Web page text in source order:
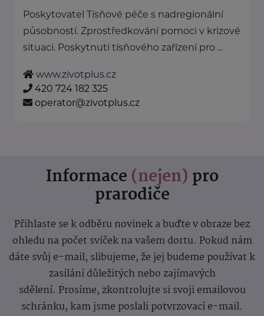
Poskytovatel Tísňové péče s nadregionální
působností. Zprostředkování pomoci v krizové
situaci. Poskytnutí tísňového zařízení pro ...
www.zivotplus.cz
420 724 182 325
operator@zivotplus.cz
Informace (nejen) pro
prarodiče
Přihlaste se k odběru novinek a buďte v obraze bez
ohledu na počet svíček na vašem dortu. Pokud nám
dáte svůj e-mail, slibujeme, že jej budeme používat k
zasílání důležitých nebo zajímavých
sdělení. Prosíme, zkontrolujte si svoji emailovou
schránku, kam jsme poslali potvrzovací e-mail.